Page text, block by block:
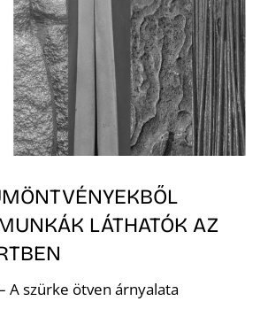
LÁTHATÓK AZ
A szürke ötven árnyalata